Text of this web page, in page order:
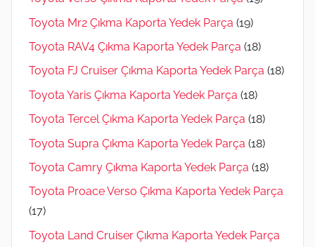
Toyota Mr2 Çıkma Kaporta Yedek Parça (19)
Toyota RAV4 Çıkma Kaporta Yedek Parça (18)
Toyota FJ Cruiser Çıkma Kaporta Yedek Parça (18)
Toyota Yaris Çıkma Kaporta Yedek Parça (18)
Toyota Tercel Çıkma Kaporta Yedek Parça (18)
Toyota Supra Çıkma Kaporta Yedek Parça (18)
Toyota Camry Çıkma Kaporta Yedek Parça (18)
Toyota Proace Verso Çıkma Kaporta Yedek Parça
(17)
Toyota Land Cruiser Çıkma Kaporta Yedek Parça